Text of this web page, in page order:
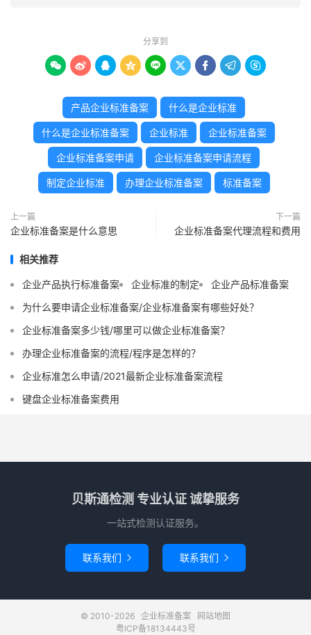
分享到
        
产品企业标准备案 什么是企业标准
什么是企业标准备案 企业标准 企业标准备案
企业标准备案申请 企业标准备案申请流程
制定企业标准 办理企业标准备案 标准备案
上一篇
企业标准备案是什么意思
下一篇
企业标准备案代理流程和费用
相关推荐
企业产品执行标准备案 企业标准的制定
企业产品标准备案
为什么要申请企业标准备案/企业标准备案有哪些好处？
企业标准备案多少钱/哪里可以做企业标准备案？
办理企业标准备案的流程/程序是怎样的？
企业标准怎么申请/2021最新企业标准备案流程
键盘企业标准备案费用
贝斯通检测 专业认证 诚挚服务
一站式检测认证服务。
联系我们  联系我们 
© 2010-2026 企业标准备案
网站地图
粤ICP备18134443号